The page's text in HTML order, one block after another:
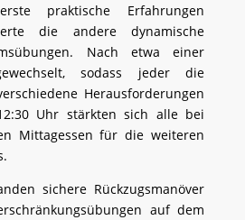
praktische Erfahrungen
die andere dynamische
Nach etwa einer
sodass jeder die
Herausforderungen
Uhr stärkten sich alle bei
Mittagessen für die weiteren
sichere Rückzugsmanöver
auf dem